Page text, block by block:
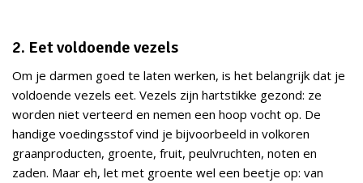
2. Eet voldoende vezels
Om je darmen goed te laten werken, is het belangrijk dat je
voldoende vezels eet. Vezels zijn hartstikke gezond: ze
worden niet verteerd en nemen een hoop vocht op. De
handige voedingsstof vind je bijvoorbeeld in volkoren
graanproducten, groente, fruit, peulvruchten, noten en
zaden. Maar eh, let met groente wel een beetje op: van